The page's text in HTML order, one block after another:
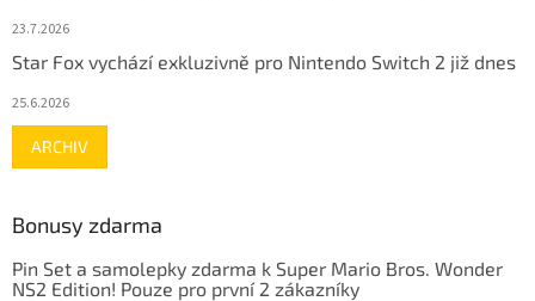
23.7.2026
Star Fox vychází exkluzivně pro Nintendo Switch 2 již dnes
25.6.2026
ARCHIV
Bonusy zdarma
Pin Set a samolepky zdarma k Super Mario Bros. Wonder
NS2 Edition! Pouze pro první 2 zákazníky